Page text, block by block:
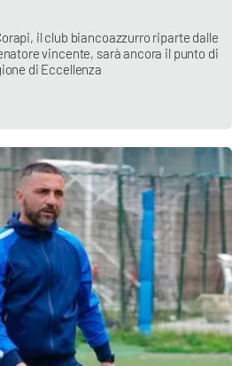
Grippo
il club biancoazzurro riparte dalle
vincente, sarà ancora il punto di
di Eccellenza